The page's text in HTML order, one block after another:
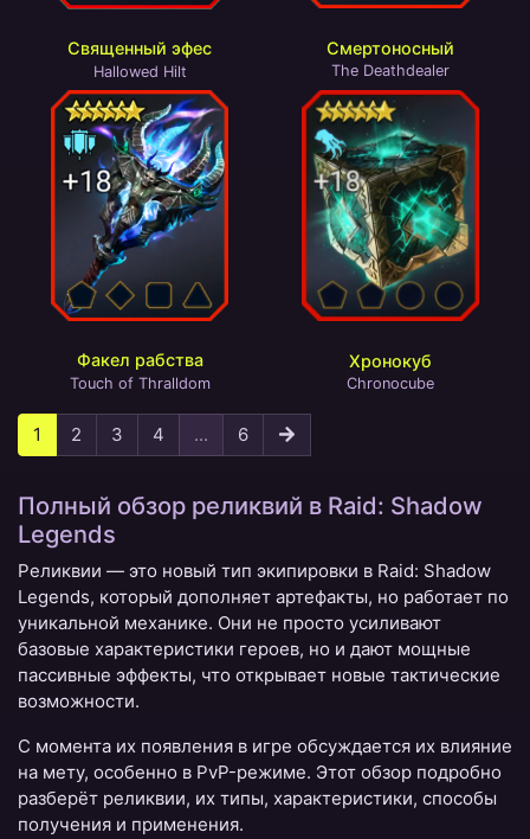
Священный эфес
Hallowed Hilt
Смертоносный
The Deathdealer
Факел рабства
Touch of Thralldom
Хронокуб
Chronocube
1 2 3 4 ... 6
Полный обзор реликвий в Raid: Shadow
Legends
Реликвии — это новый тип экипировки в Raid: Shadow
Legends, который дополняет артефакты, но работает по
уникальной механике. Они не просто усиливают
базовые характеристики героев, но и дают мощные
пассивные эффекты, что открывает новые тактические
возможности.
С момента их появления в игре обсуждается их влияние
на мету, особенно в PvP-режиме. Этот обзор подробно
разберёт реликвии, их типы, характеристики, способы
получения и применения.